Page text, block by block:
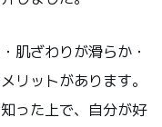
肌ざわりが滑らか・
リットがあります。
った上で、自分が好